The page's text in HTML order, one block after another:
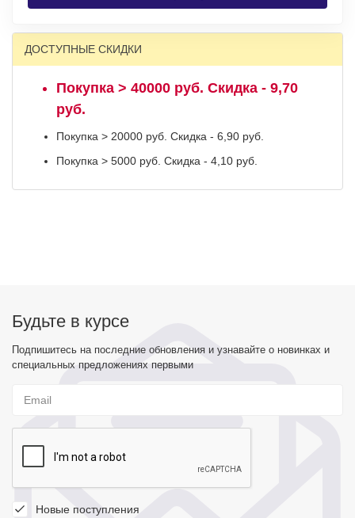
ДОСТУПНЫЕ СКИДКИ
Покупка > 40000 руб. Скидка - 9,70
руб.
Покупка > 20000 руб. Скидка - 6,90 руб.
Покупка > 5000 руб. Скидка - 4,10 руб.
Будьте в курсе
Подпишитесь на последние обновления и узнавайте о новинках и
специальных предложениях первыми
Новые поступления